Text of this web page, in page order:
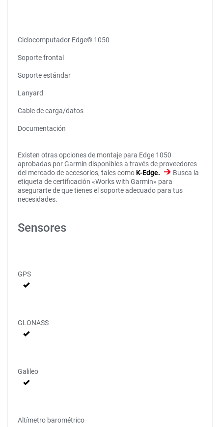
Ciclocomputador Edge® 1050
Soporte frontal
Soporte estándar
Lanyard
Cable de carga/datos
Documentación
Existen otras opciones de montaje para Edge 1050
aprobadas por Garmin disponibles a través de proveedores
del mercado de accesorios, tales comoK-Edge.
Busca la
etiqueta de certificación «Works with Garmin» para
asegurarte de que tienes el soporte adecuado para tus
necesidades.
Sensores
GPS
GLONASS
Galileo
Altímetro barométrico